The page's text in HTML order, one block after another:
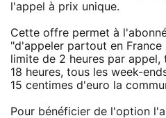
l'appel à prix unique.
Cette offre permet à
"d'appeler partout en
limite de 2 heures par
18 heures, tous les week-
15 centimes d'euro la
Pour bénéficier de l'option